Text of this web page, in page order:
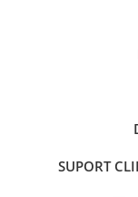
SUPORT